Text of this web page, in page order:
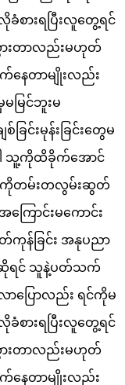
စားရပြီးလူတွေ့ရင်
းတာလည်းမဟုတ်
နေတာမျိုးလည်း
ြင်ဘူးမ
ြင်းမုန်းခြင်းတွေမ
ါ သူ့ကိုထိခိုက်အောင်
တမ်းတလွမ်းဆွတ်
ောင်းမကောင်း
ကုန်ခြင်း အနုပညာ
ရင် သူနဲ့ပတ်သက်
ပြောလည်း ရင်ကိုမ
စားရပြီးလူတွေ့ရင်
းတာလည်းမဟုတ်
နေတာမျိုးလည်း